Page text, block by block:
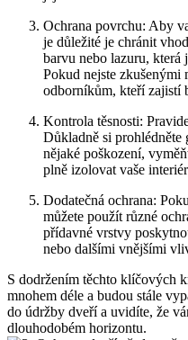
Ochrana povrchu: Aby
je důležité je chránit
barvu nebo lazuru, která
Pokud nejste zkušenými
odborníkům, kteří zajistí
Kontrola těsnosti:
Důkladně si prohlédněte
nějaké poškození,
plně izolovat vaše
Dodatečná ochrana:
můžete použít různé
přídavné vrstvy
nebo dalšími vnějšími
S dodržením těchto klíčových
mnohem déle a budou stále
do údržby dveří a uvidíte, že
dlouhodobém horizontu.